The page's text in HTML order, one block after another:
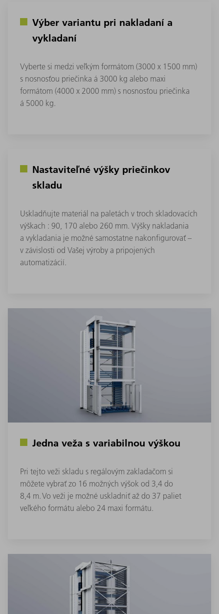
Výber variantu pri nakladaní a
vykladaní
Vyberte si medzi veľkým formátom (3000 x 1500 mm)
s nosnosťou priečinka á 3000 kg alebo maxi
formátom (4000 x 2000 mm) s nosnosťou priečinka
á 5000 kg.
Nastaviteľné výšky priečinkov
skladu
Uskladňujte materiál na paletách v troch skladovacích
výškach : 90, 170 alebo 260 mm. Výšky nakladania
a vykladania je možné samostatne nakonfigurovať –
v závislosti od Vašej výroby a pripojených
automatizácií.
Jedna veža s variabilnou výškou
Pri tejto veži skladu s regálovým zakladačom si
môžete vybrať zo 16 možných výšok od 3,4 do
8,4 m. Vo veži je možné uskladniť až do 37 paliet
veľkého formátu alebo 24 maxi formátu.